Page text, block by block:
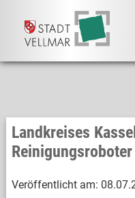
Landkreises
Reinigungsroboter
Veröffentlicht am: